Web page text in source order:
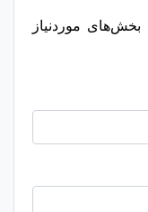
بخش‌های موردنیاز